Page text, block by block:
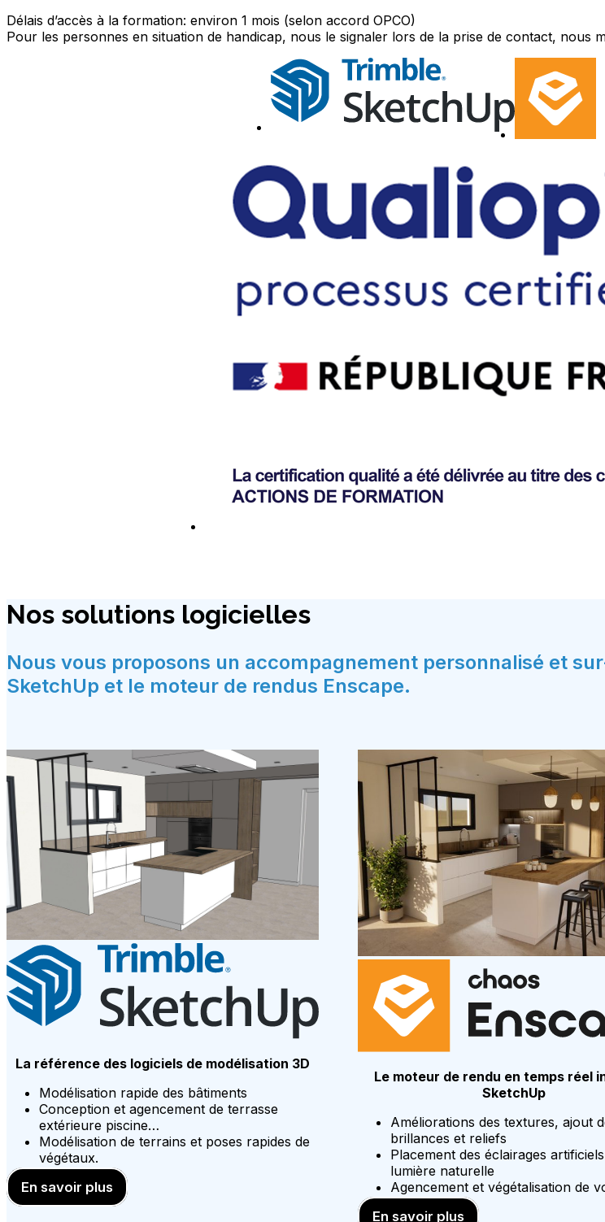
Délais d’accès à la formation: environ 1 mois (selon accord OPCO)
Pour les personnes en situation de handicap, nous le signaler lors de la prise de contact,
Nos solutions logicielles
Nous vous proposons un accompagnement personnalisé et
SketchUp et le moteur de rendus Enscape.
La référence des logiciels de modélisation 3D
Modélisation rapide des bâtiments
Conception et agencement de terrasse
extérieure piscine…
Modélisation de terrains et poses rapides de
végétaux.
En savoir plus
Le moteur de rendu en temps réel
SketchUp
Améliorations des textures, ajout
brillances et reliefs
Placement des éclairages
lumière naturelle
Agencement et végétalisation de
En savoir plus